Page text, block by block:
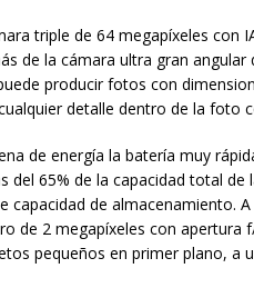
triple de 64 megapíxeles con
de la cámara ultra gran
producir fotos con
detalle dentro de la foto
de energía la batería muy
del 65% de la capacidad total
capacidad de almacenamiento.
de 2 megapíxeles con apertura
pequeños en primer plano, a